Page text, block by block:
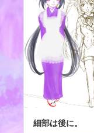
細部は後に。